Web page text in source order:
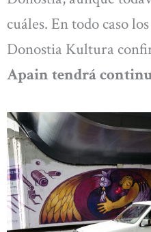
cuáles. En todo caso
Donostia Kultura
Apain tendrá